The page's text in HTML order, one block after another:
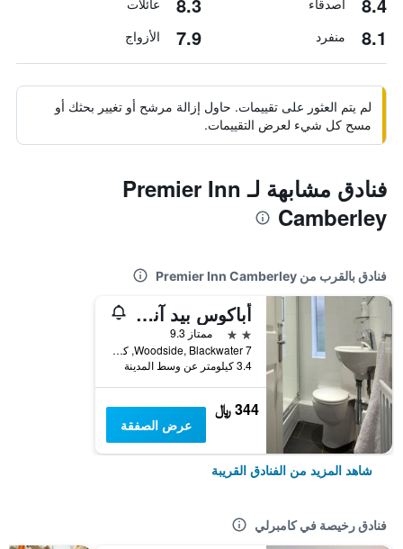
أصدقاء عائلات
8.1 منفرد 7.9 الأزواج
لم يتم العثور على تقييمات. حاول إزالة مرشح أو تغيير بحثك أو
مسح كل شيء لعرض التقييمات.
فنادق مشابهة لـ Premier Inn
Camberley
فنادق بالقرب من Premier Inn Camberley
أباكوس بيد آند بريكفاست
2 نجمتين
ممتاز 9.3
7 Woodside, Blackwater, كامبرلي, المملكة المتحدة
3.4 كيلومتر عن وسط المدينة
344 ﷼
عرض الصفقة
شاهد المزيد من الفنادق القريبة
فنادق رخيصة في كامبرلي